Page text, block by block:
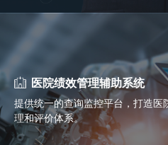
医院绩效管理辅助系统
提供统一的查询监控平台，打造
理和评价体系。